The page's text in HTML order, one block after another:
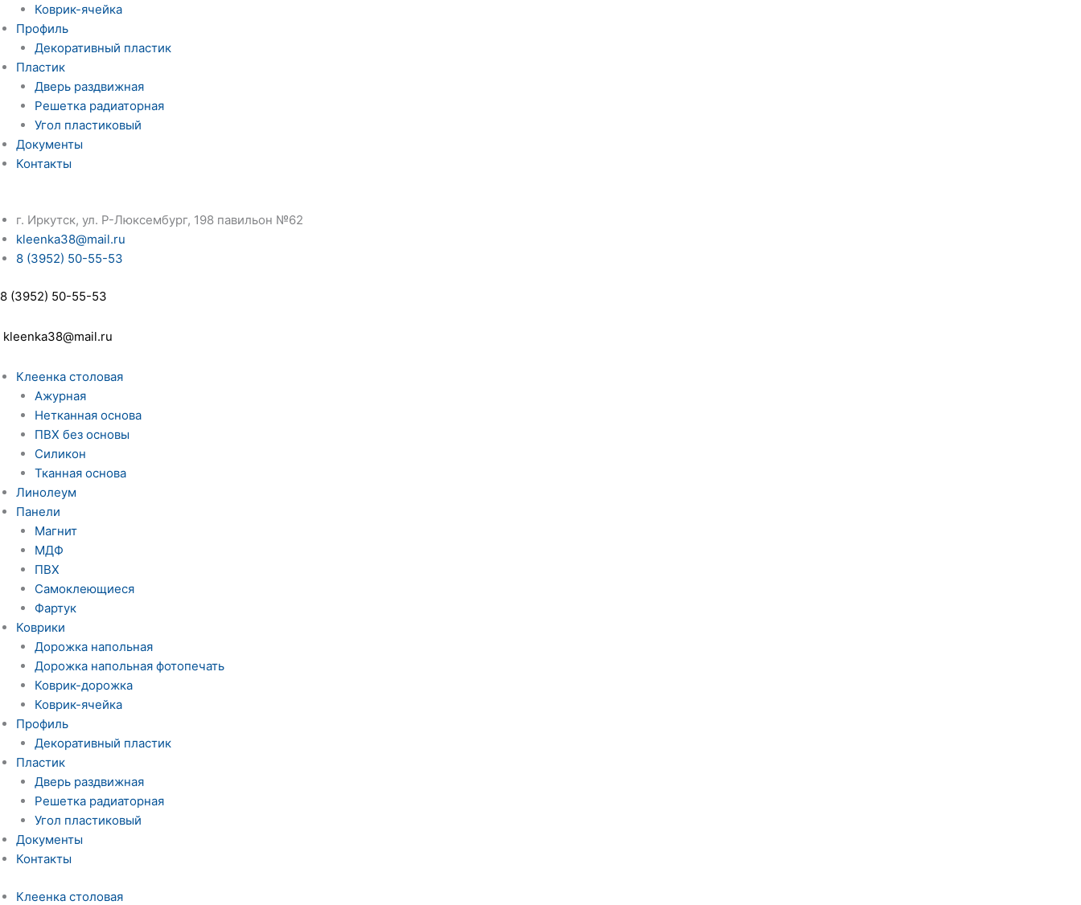
Коврик-ячейка
Профиль
Декоративный пластик
Пластик
Дверь раздвижная
Решетка радиаторная
Угол пластиковый
Документы
Контакты
г. Иркутск, ул. Р-Люксембург, 198 павильон №62
kleenka38@mail.ru
8 (3952) 50-55-53
8 (3952) 50-55-53
kleenka38@mail.ru
Клеенка столовая
Ажурная
Нетканная основа
ПВХ без основы
Силикон
Тканная основа
Линолеум
Панели
Магнит
МДФ
ПВХ
Самоклеющиеся
Фартук
Коврики
Дорожка напольная
Дорожка напольная фотопечать
Коврик-дорожка
Коврик-ячейка
Профиль
Декоративный пластик
Пластик
Дверь раздвижная
Решетка радиаторная
Угол пластиковый
Документы
Контакты
Клеенка столовая